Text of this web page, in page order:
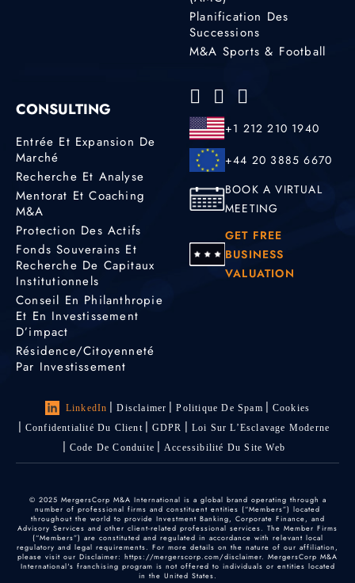
Planification Des
Successions
M&A Sports & Football
CONSULTING
Entrée Et Expansion De
Marché
Recherche Et Analyse
Mentorat Et Coaching
M&A
Protection Des Actifs
Fonds Souverains Et
Recherche De Capitaux
Institutionnels
Conseil En Philanthropie
Et En Investissement
D’impact
Résidence/citoyenneté
Par Investissement
+1 212 210 1940
+44 20 3885 6670
BOOK A VIRTUAL
MEETING
GET FREE
BUSINESS
VALUATION
LinkedIn Disclaimer Politique De Spam
Cookies
Confidentialité Du Client
GDPR
Loi Sur L’Esclavage Moderne
Code De Conduite
Accessibilité Du Site Web
© 2025 MergersCorp M&A International is a global brand operating through a
number of professional firms and constituent entities (“Members”) located
throughout the world to provide Investment Banking, Corporate Finance, and
Advisory Services and other client-related professional services. The Member Firms
(“Members”) are constituted and regulated in accordance with relevant local
regulatory and legal requirements. For more details on the nature of our affiliation,
please visit our Disclaimer: https://mergerscorp.com/disclaimer. MergersCorp M&A
International's franchising program is not offered to individuals or entities located
in the United States.